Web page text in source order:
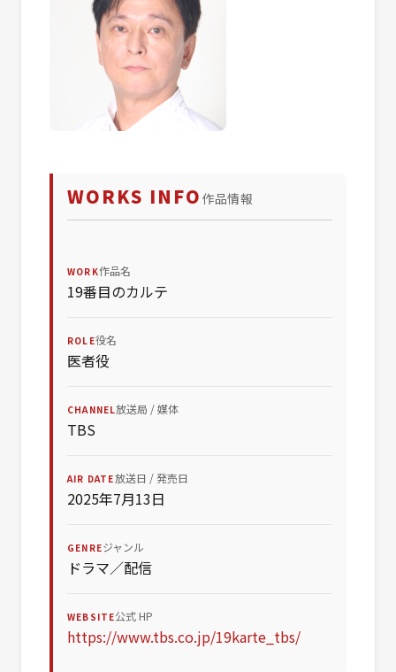
WORKS INFO 作品情報
WORK作品名
19番目のカルテ
ROLE役名
医者役
CHANNEL放送局 / 媒体
TBS
AIR DATE放送日 / 発売日
2025年7月13日
GENREジャンル
ドラマ／配信
WEBSITE公式 HP
https://www.tbs.co.jp/19karte_tbs/